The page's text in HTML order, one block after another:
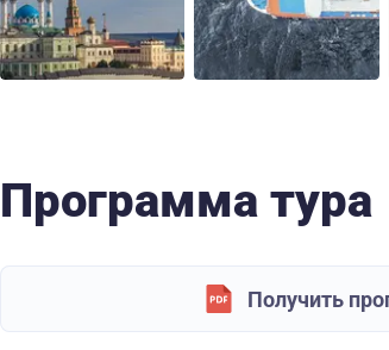
Программа тура
Получить